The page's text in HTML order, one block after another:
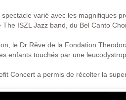
varié avec les magnifiques
ISZL Jazz band, du Bel Canto
le Dr Rêve de la Fondation
enfants touchés par une
Concert a permis de récolter la